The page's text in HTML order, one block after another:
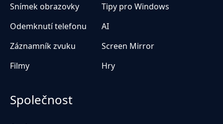
Snímek obrazovky
Tipy pro Windows
Odemknutí telefonu
AI
Záznamník zvuku
Screen Mirror
Filmy
Hry
Společnost